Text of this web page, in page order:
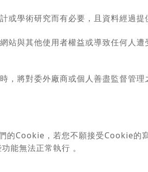
或學術研究而有必要，且資料經過
站與其他使用者權益或導致任何人
將對委外廠商或個人善盡監督管理
的Cookie，若您不願接受Cookie的
能無法正常執行 。